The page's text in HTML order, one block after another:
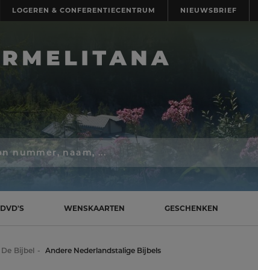
LOGEREN & CONFERENTIECENTRUM NIEUWSBRIEF
DVD'S WENSKAARTEN GESCHENKEN
De Bijbel Andere Nederlandstalige Bijbels